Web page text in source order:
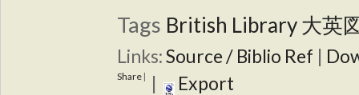
Tags British Library大英
Links:Source / Biblio Ref |
Share | | Export